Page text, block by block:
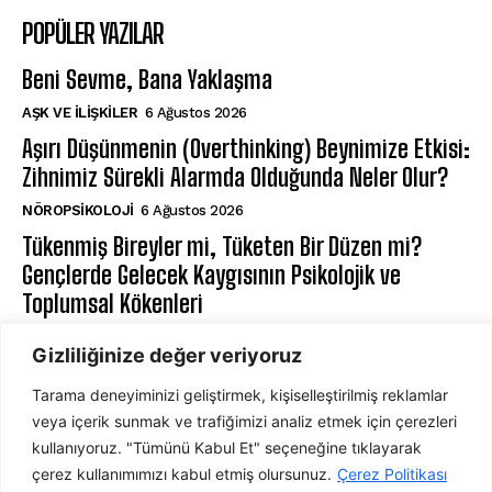
Gizliliğinize değer veriyoruz
Tarama deneyiminizi geliştirmek, kişiselleştirilmiş reklamlar
veya içerik sunmak ve trafiğimizi analiz etmek için çerezleri
kullanıyoruz. "Tümünü Kabul Et" seçeneğine tıklayarak
çerez kullanımımızı kabul etmiş olursunuz. Çerez Politikası
POPÜLER YAZILAR
Beni Sevme, Bana Yaklaşma
AŞK VE İLIŞKILER 6 Ağustos 2026
Aşırı Düşünmenin (Overthinking) Beynimize Etkisi:
Zihnimiz Sürekli Alarmda Olduğunda Neler Olur?
NÖROPSIKOLOJI 6 Ağustos 2026
Tükenmiş Bireyler mi, Tüketen Bir Düzen mi?
Gençlerde Gelecek Kaygısının Psikolojik ve
Toplumsal Kökenleri
ABONE OL